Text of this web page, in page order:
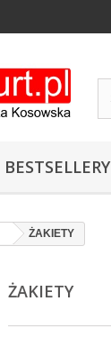
BESTSELLERY
ŻAKIETY
ŻAKIETY